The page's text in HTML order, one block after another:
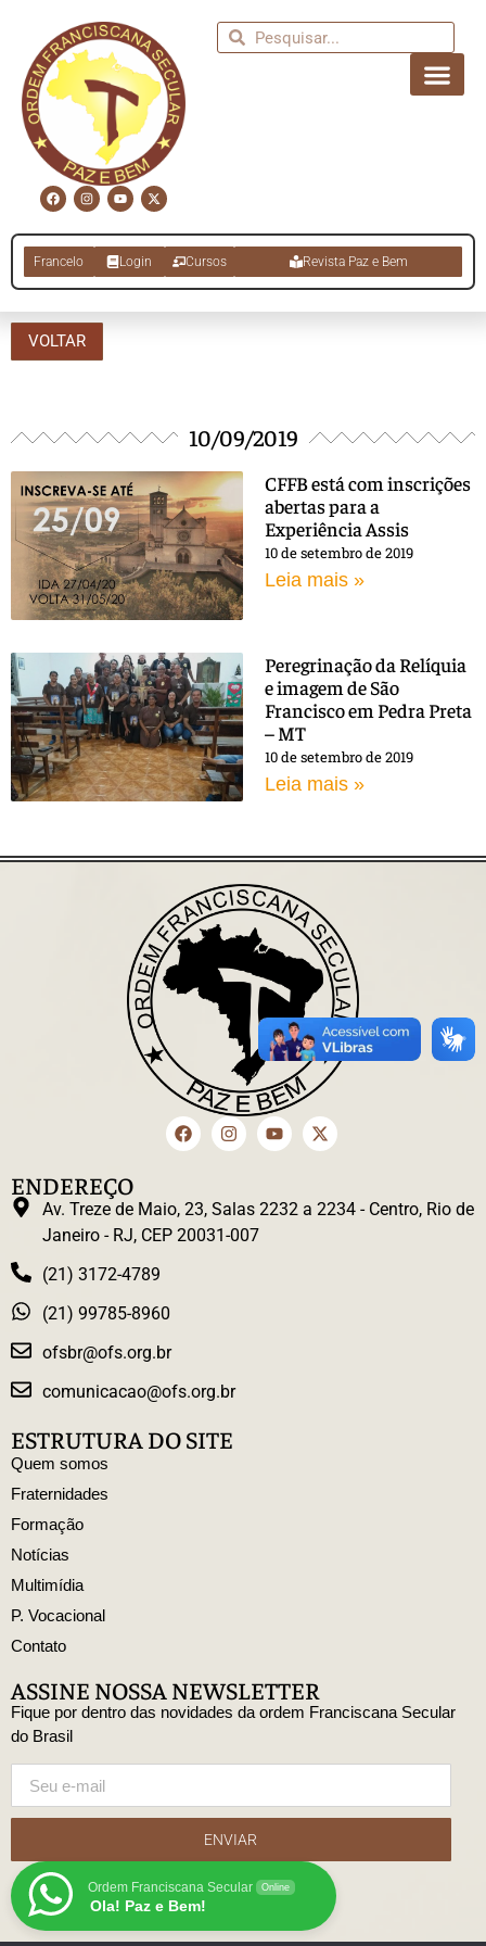
Francelo Login Cursos Revista Paz e Bem
VOLTAR
10/09/2019
CFFB está com inscrições
abertas para a
Experiência Assis
10 de setembro de 2019
Leia mais »
Peregrinação da Relíquia
e imagem de São
Francisco em Pedra Preta
– MT
10 de setembro de 2019
Leia mais »
ENDEREÇO
Av. Treze de Maio, 23, Salas 2232 a 2234 - Centro, Rio de
Janeiro - RJ, CEP 20031-007
(21) 3172-4789
(21) 99785-8960
ofsbr@ofs.org.br
comunicacao@ofs.org.br
ESTRUTURA DO SITE
Quem somos
Fraternidades
Formação
Notícias
Multimídia
P. Vocacional
Contato
ASSINE NOSSA NEWSLETTER
Fique por dentro das novidades da ordem Franciscana Secular
do Brasil
ENVIAR
Ordem Franciscana Secular Online
Ola! Paz e Bem!